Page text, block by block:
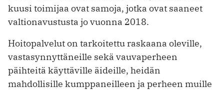
kuusi toimijaa ovat samoja, jotka ovat saaneet
valtionavustusta jo vuonna 2018.
Hoitopalvelut on tarkoitettu raskaana oleville,
vastasynnyttäneille sekä vauvaperheen
päihteitä käyttäville äideille, heidän
mahdollisille kumppaneilleen ja perheen muille